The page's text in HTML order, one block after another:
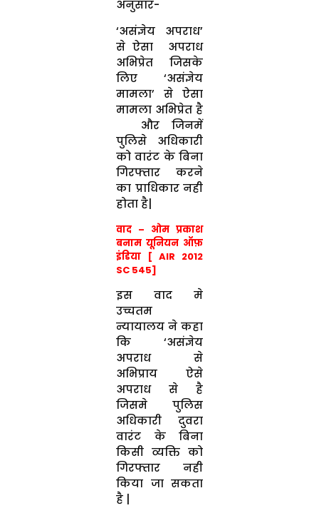
अनुसार-
‘असंज्ञेय अपराध’
से ऐसा अपराध
अभिप्रेत जिसके
लिए ‘असंज्ञेय
मामला’ से ऐसा
मामला अभिप्रेत है
और जिनमें
पुलिसे अधिकारी
को वारंट के बिना
गिरफ्तार करने
का प्राधिकार नही
होता है|
वाद – ओम प्रकाश
बनाम यूनियन ऑफ़
इंडिया [ AIR 2012
SC 545]
इस वाद मे
उच्चतम
न्यायालय ने कहा
कि ‘असंज्ञेय
अपराध से
अभिप्राय ऐसे
अपराध से है
जिसमे पुलिस
अधिकारी दुवरा
वारंट के बिना
किसी व्यक्ति को
गिरफ्तार नही
किया जा सकता
है |